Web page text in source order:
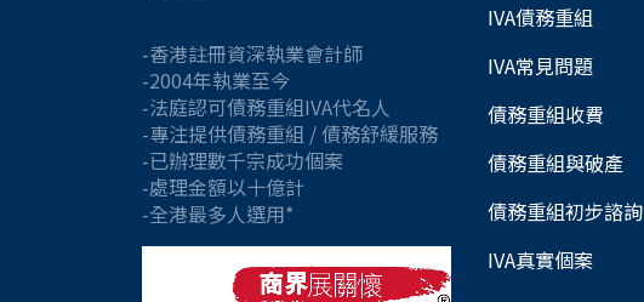
-香港註冊資深執業會計師
-2004年執業至今
-法庭認可債務重組IVA代名人
-專注提供債務重組 / 債務舒緩服務
-已辦理數千宗成功個案
-處理金額以十億計
-全港最多人選用*
IVA債務重組
IVA常見問題
債務重組收費
債務重組與破產
債務重組初步諮詢
IVA真實個案